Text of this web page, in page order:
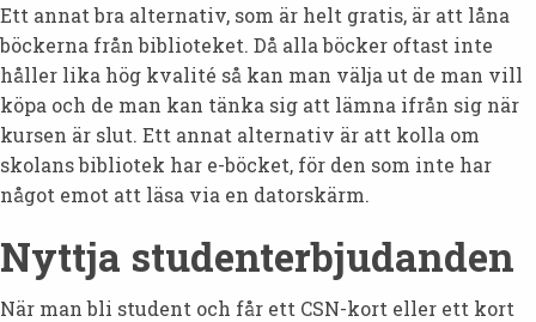
Ett annat bra alternativ, som är helt gratis, är att låna
böckerna från biblioteket. Då alla böcker oftast inte
håller lika hög kvalité så kan man välja ut de man vill
köpa och de man kan tänka sig att lämna ifrån sig när
kursen är slut. Ett annat alternativ är att kolla om
skolans bibliotek har e-böcket, för den som inte har
något emot att läsa via en datorskärm.
Nyttja studenterbjudanden
När man bli student och får ett CSN-kort eller ett kort